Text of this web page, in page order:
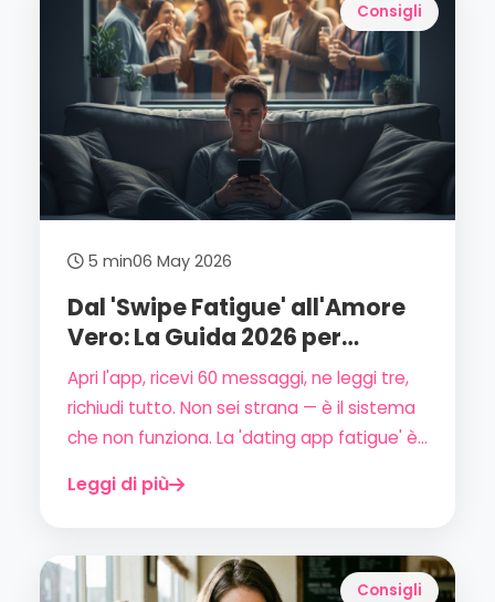
Consigli
5 min06 May 2026
Dal 'Swipe Fatigue' all'Amore
Vero: La Guida 2026 per
Trovare Connessioni
Autentiche
Apri l'app, ricevi 60 messaggi, ne leggi tre,
richiudi tutto. Non sei strana — è il sistema
che non funziona. La 'dating app fatigue' è
come uscirne.
Leggi di più
Consigli